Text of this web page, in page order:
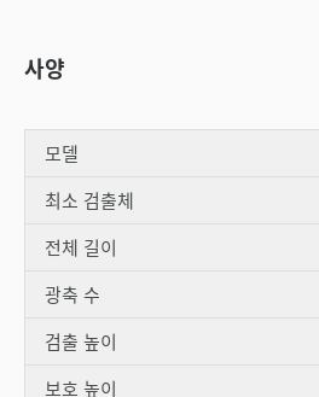
사양
모델
최소 검출체
전체 길이
광축 수
검출 높이
보호 높이